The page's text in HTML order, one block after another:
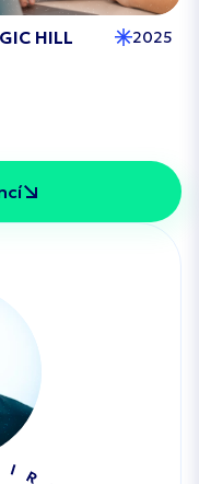
HILL 2025